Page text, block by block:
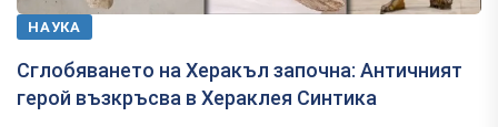
НАУКА
Сглобяването на Херакъл започна: Античният
герой възкръсва в Хераклея Синтика